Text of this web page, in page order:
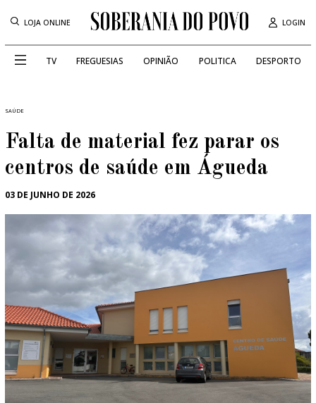
LOJA ONLINE LOGIN
TV FREGUESIAS OPINIÃO POLITICA DESPORTO
SAÚDE
Falta de material fez parar os
centros de saúde em Águeda
03 DE JUNHO DE 2026